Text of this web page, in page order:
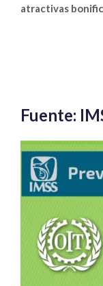
atractivas
Fuente: